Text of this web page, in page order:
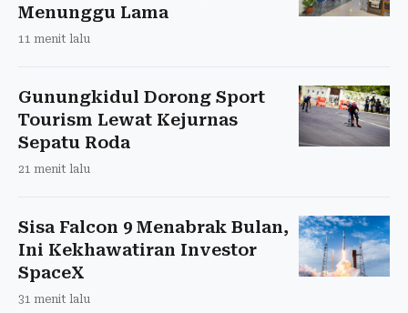
Menunggu Lama
11 menit lalu
Gunungkidul Dorong Sport
Tourism Lewat Kejurnas
Sepatu Roda
21 menit lalu
Sisa Falcon 9 Menabrak Bulan,
Ini Kekhawatiran Investor
SpaceX
31 menit lalu